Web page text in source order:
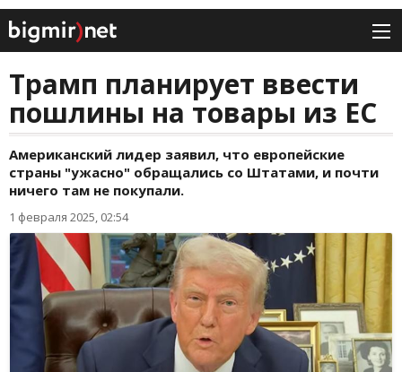
Трамп планирует ввести
пошлины на товары из ЕС
Американский лидер заявил, что европейские
страны "ужасно" обращались со Штатами, и почти
ничего там не покупали.
1 февраля 2025, 02:54